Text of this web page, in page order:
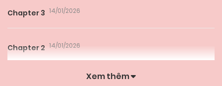
Chapter 3 14/01/2026
Chapter 2 14/01/2026
Xem thêm